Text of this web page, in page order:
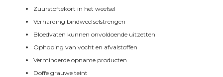
Zuurstoftekort in het weefsel
Verharding bindweefselstrengen
Bloedvaten kunnen onvoldoende uitzetten
Ophoping van vocht en afvalstoffen
Verminderde opname producten
Doffe grauwe teint